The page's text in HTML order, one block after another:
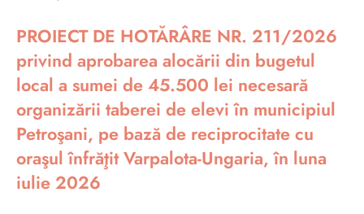
PROIECT DE HOTĂRÂRE NR. 211/2026
privind aprobarea alocării din bugetul
local a sumei de 45.500 lei necesară
organizării taberei de elevi în municipiul
Petroşani, pe bază de reciprocitate cu
oraşul înfrăţit Varpalota-Ungaria, în luna
iulie 2026